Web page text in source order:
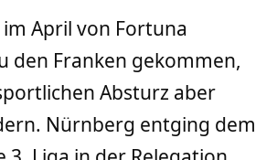
April von Fortuna
den Franken gekommen,
Absturz aber
Nürnberg entging dem